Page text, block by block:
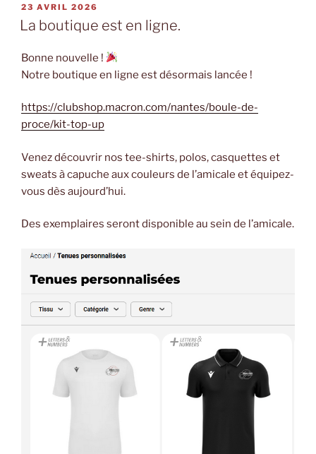
PUBLIÉ
LE
23 AVRIL 2026
La boutique est en ligne.
Bonne nouvelle !
Notre boutique en ligne est désormais lancée !
https://clubshop.macron.com/nantes/boule-de-
proce/kit-top-up
Venez découvrir nos tee-shirts, polos, casquettes et
sweats à capuche aux couleurs de l’amicale et équipez-
vous dès aujourd’hui.
Des exemplaires seront disponible au sein de l’amicale.